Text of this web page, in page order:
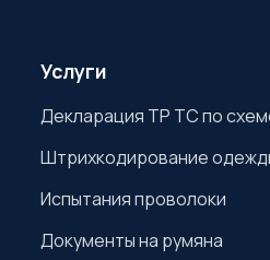
Услуги
Декларация ТР ТС по
Штрихкодирование
Испытания проволоки
Документы на румяна